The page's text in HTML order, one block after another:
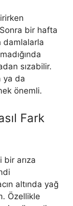
bir hafta
damlalarla
sızabilir.
ya da
önemli.
Fark
arıza
altında yağ
Özellikle